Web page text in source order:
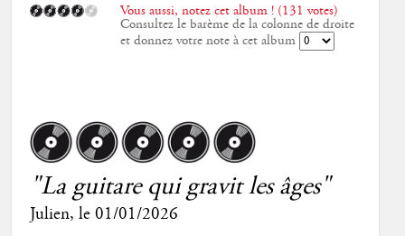
Vous aussi, notez cet album ! (131 votes)
Consultez le barème de la colonne de droite
et donnez votre note à cet album
"La guitare qui gravit les âges"
Julien, le 01/01/2026